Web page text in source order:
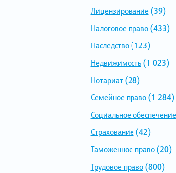
Лицензирование (39)
Налоговое право(433)
Наследство(123)
Недвижимость(1 023)
Нотариат(28)
Семейное право(1 284)
Социальное обеспечение
Страхование (42)
Таможенное право(20)
Трудовое право(800)